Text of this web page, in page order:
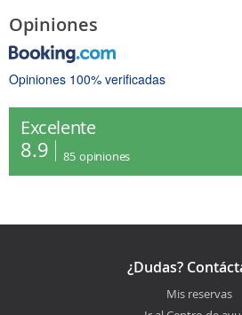
Opiniones
Opiniones 100% verificadas
Excelente
8.9 85 opiniones
¿Dudas?
Mis reservas